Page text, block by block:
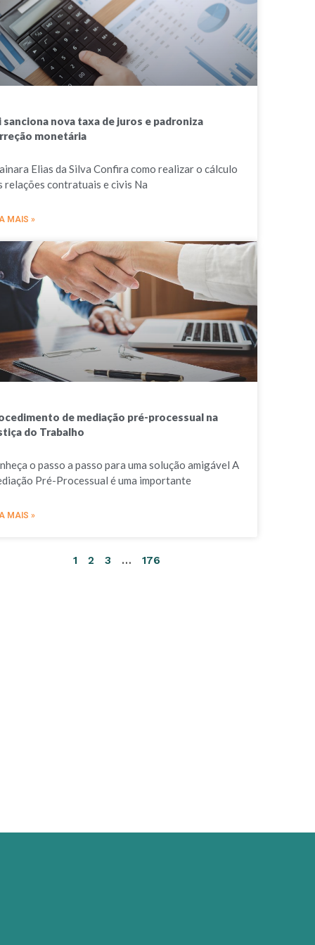
sanciona nova taxa de juros e padroniza
monetária
Elias da Silva Confira como realizar o cálculo
relações contratuais e civis Na
MAIS »
de mediação pré-processual na
do Trabalho
o passo a passo para uma solução amigável A
Pré-Processual é uma importante
MAIS »
1 2 3 … 176